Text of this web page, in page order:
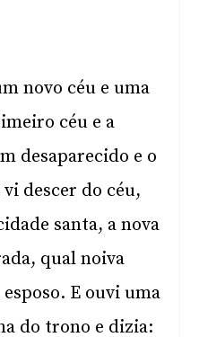
novo céu e uma
céu e a
desaparecido e o
vi descer do céu,
santa, a nova
qual noiva
E ouvi uma
do trono e dizia: